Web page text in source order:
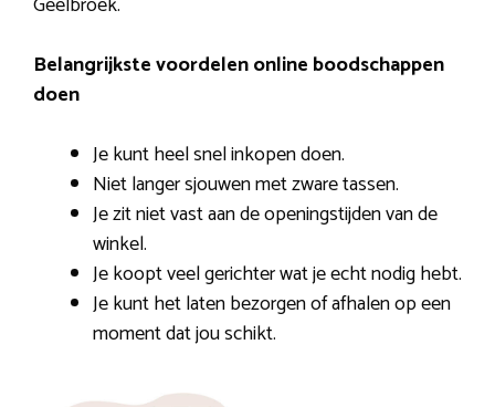
Belangrijkste voordelen online boodschappen
doen
Je kunt heel snel inkopen doen.
Niet langer sjouwen met zware tassen.
Je zit niet vast aan de openingstijden van de
winkel.
Je koopt veel gerichter wat je echt nodig hebt.
Je kunt het laten bezorgen of afhalen op een
moment dat jou schikt.